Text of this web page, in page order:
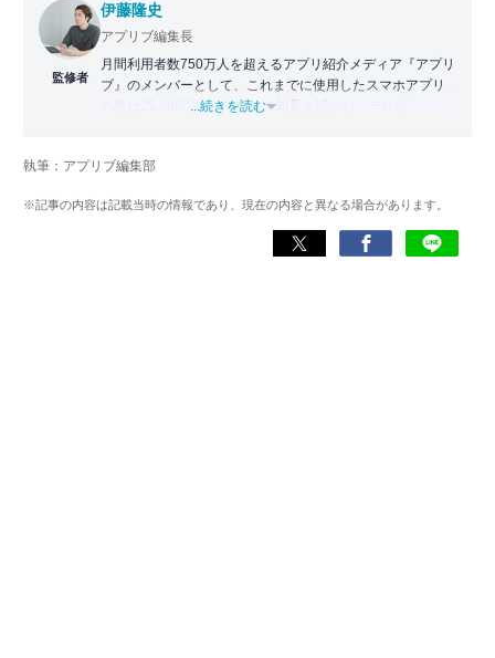
監修者
伊藤隆史
アプリブ編集長
月間利用者数750万人を超えるアプリ紹介メディア『アプリ
ブ』のメンバーとして、これまでに使用したスマホアプリ
の数は25,000以上。アプリの知見を活かし、テレビ・
化アプリの紹介）、TBS『サタプラ』（スマホライフが変
スマホアプリ）他
...続きを読む
執筆：アプリブ編集部
※記事の内容は記載当時の情報であり、現在の内容と異なる場合があります。